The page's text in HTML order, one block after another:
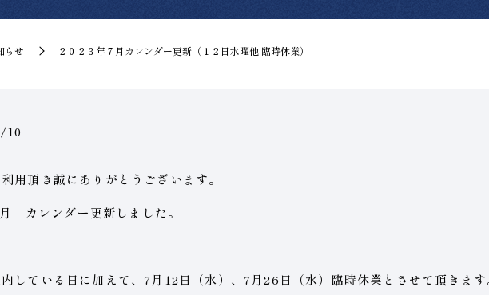
らせ ２０２３年７月カレンダー更新（１２日水曜他 臨時休業）
10
用頂き誠にありがとうございます。
カレンダー更新しました。
している日に加えて、7月12日（水）、7月26日（水）臨時休業とさせて頂きま